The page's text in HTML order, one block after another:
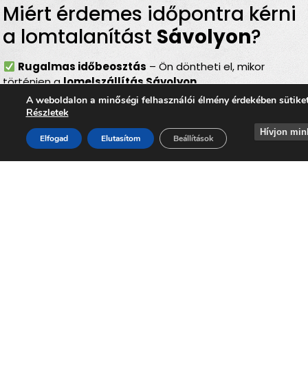
Miért érdemes időpontra kérni
a lomtalanítást Sávolyon?
Rugalmas időbeosztás – Ön döntheti el, mikor
történjen alomelszállítás Sávolyon
Komplett szolgáltatás– rakodás, szállítás és
elszámolás egyben
Bírságmentes megoldás
– nem kell közterületre
kihelyezni a lomokat
Környezetbarát feldolgozás– felelős, szelektív
A weboldalon a minőségi felhasználói élmény érdekében
Részletek
Elfogad Elutasítom Beállítások
Hívjon